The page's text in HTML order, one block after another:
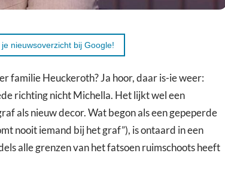
nieuwsoverzicht bij Google!
familie Heuckeroth? Ja hoor, daar is-ie weer:
richting nicht Michella. Het lijkt wel een
als nieuw decor. Wat begon als een gepeperde
nooit iemand bij het graf”), is ontaard in een
alle grenzen van het fatsoen ruimschoots heeft